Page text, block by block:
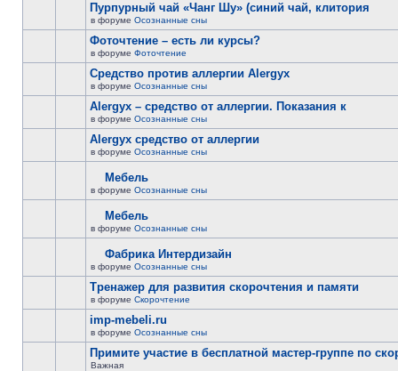
Пурпурный чай «Чанг Шу» (синий чай, клитория
в форуме Осознанные сны
Фоточтение – есть ли курсы?
в форуме Фоточтение
Cредство против аллергии Alergyx
в форуме Осознанные сны
Alergyx – средство от аллергии. Показания к
в форуме Осознанные сны
Alergyx средство от аллергии
в форуме Осознанные сны
Мебель
в форуме Осознанные сны
Мебель
в форуме Осознанные сны
Фабрика Интердизайн
в форуме Осознанные сны
Тренажер для развития скорочтения и памяти
в форуме Скорочтение
imp-mebeli.ru
в форуме Осознанные сны
Примите участие в бесплатной мастер-группе по
Важная